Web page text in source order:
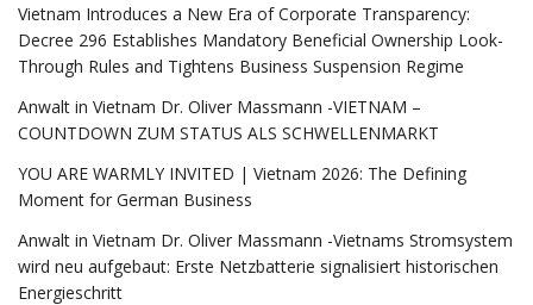
Vietnam Introduces a New Era of Corporate Transparency:
Decree 296 Establishes Mandatory Beneficial Ownership Look-
Through Rules and Tightens Business Suspension Regime
Anwalt in Vietnam Dr. Oliver Massmann -VIETNAM –
COUNTDOWN ZUM STATUS ALS SCHWELLENMARKT
YOU ARE WARMLY INVITED | Vietnam 2026: The Defining
Moment for German Business
Anwalt in Vietnam Dr. Oliver Massmann -Vietnams Stromsystem
wird neu aufgebaut: Erste Netzbatterie signalisiert historischen
Energieschritt